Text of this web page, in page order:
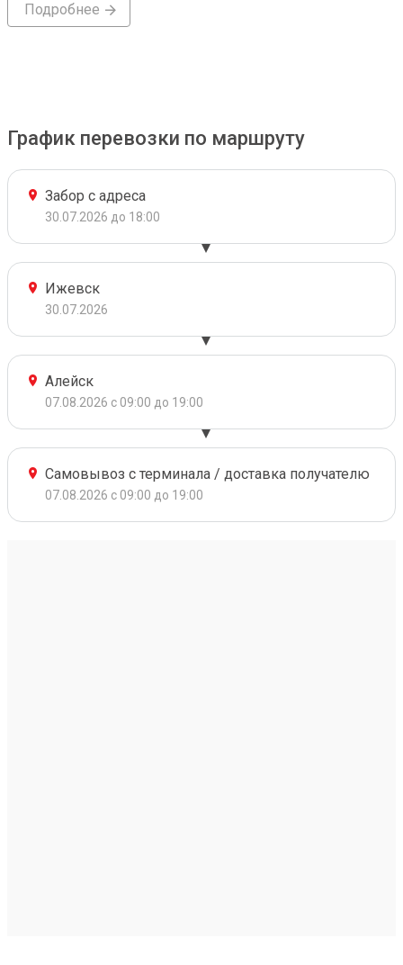
Подробнее
График перевозки по маршруту
Забор с адреса
30.07.2026 до 18:00
Ижевск
30.07.2026
Алейск
07.08.2026 с 09:00 до 19:00
Самовывоз с терминала / доставка получателю
07.08.2026 с 09:00 до 19:00